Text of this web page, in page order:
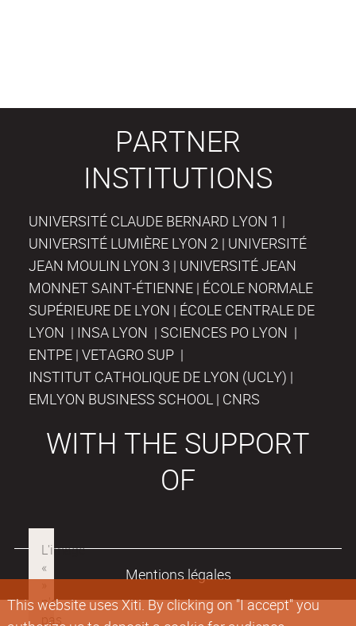
This website uses Xiti. By clicking on "I accept" you
PARTNER
INSTITUTIONS
UNIVERSITÉ CLAUDE BERNARD LYON 1 |
UNIVERSITÉ LUMIÈRE LYON 2 | UNIVERSITÉ
JEAN MOULIN LYON 3 | UNIVERSITÉ JEAN
MONNET SAINT-ÉTIENNE | ÉCOLE NORMALE
SUPÉRIEURE DE LYON | ÉCOLE CENTRALE DE
LYON | INSA LYON | SCIENCES PO LYON |
ENTPE | VETAGRO SUP |
INSTITUT CATHOLIQUE DE LYON (UCLY) |
EMLYON BUSINESS SCHOOL | CNRS
WITH THE SUPPORT
OF
Mentions légales